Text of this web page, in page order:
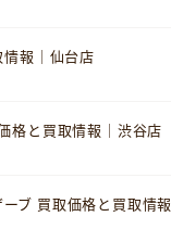
報｜仙台店
格と買取情報｜渋谷店
ブ 買取価格と買取情報